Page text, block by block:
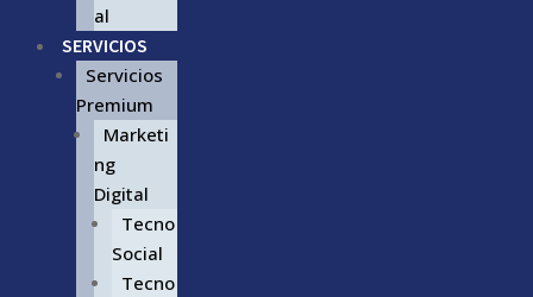
al
SERVICIOS
Servicios
Premium
Marketi
ng
Digital
Tecno
Social
Tecno